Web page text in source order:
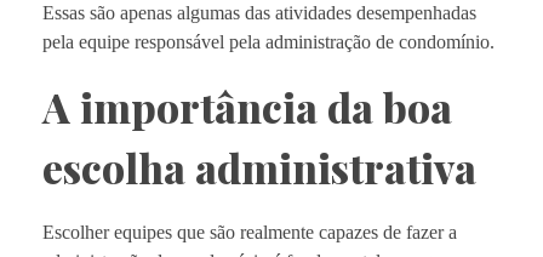
Essas são apenas algumas das atividades desempenhadas
pela equipe responsável pela administração de condomínio.
A importância da boa
escolha administrativa
Escolher equipes que são realmente capazes de fazer a